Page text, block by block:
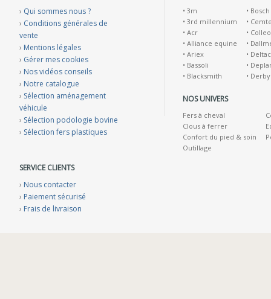
› Qui sommes nous ?
› Conditions générales de
vente
› Mentions légales
› Gérer mes cookies
› Nos vidéos conseils
› Notre catalogue
› Sélection aménagement
véhicule
› Sélection podologie bovine
› Sélection fers plastiques
SERVICE CLIENTS
› Nous contacter
› Paiement sécurisé
› Frais de livraison
• 3m
• 3rd millennium
• Acr
• Alliance equine
• Ariex
• Bassoli
• Blacksmith
• Bosch
•
•
•
•
•
• Derby
NOS UNIVERS
Fers à cheval
Clous à ferrer
Confort du pied & soin
Outillage